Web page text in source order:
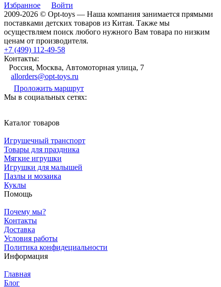
Избранное
Войти
2009-2026 © Opt-toys — Наша компания занимается прямыми
поставками детских товаров из Китая. Также мы
осуществляем поиск любого нужного Вам товара по низким
ценам от производителя.
+7 (499) 112-49-58
Контакты:
Россия, Москва, Автомоторная улица, 7
allorders@opt-toys.ru
Проложить маршрут
Мы в социальных сетях:
Каталог товаров
Игрушечный транспорт
Товары для праздника
Мягкие игрушки
Игрушки для малышей
Пазлы и мозаика
Куклы
Помощь
Почему мы?
Контакты
Доставка
Условия работы
Политика конфидециальности
Информация
Главная
Блог